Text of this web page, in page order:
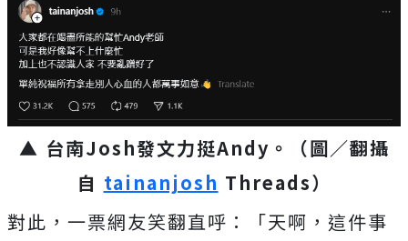
▲ 台南Josh發文力挺Andy。（圖／翻攝
自 tainanjosh Threads）
對此，一票網友笑翻直呼：「天啊，這件事